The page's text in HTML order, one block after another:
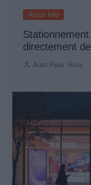
Actus Info
directement
Auto Pour Vous